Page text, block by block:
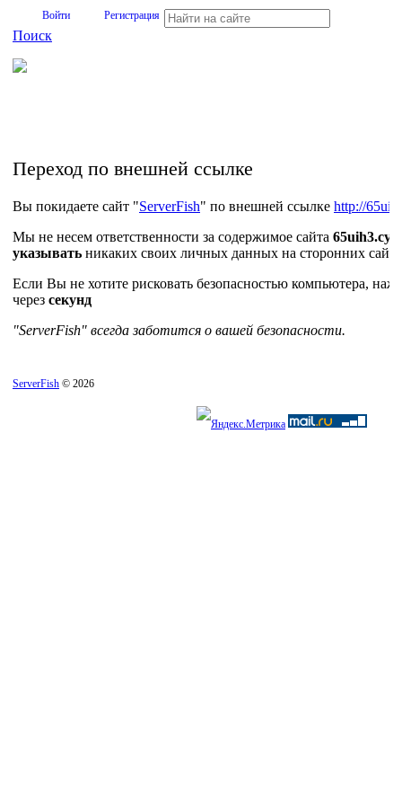
Войти Регистрация
Поиск
Переход по внешней ссылке
Вы покидаете сайт "ServerFish" по внешней ссылке http://
Мы не несем ответственности за содержимое сайта
указывать никаких своих личных данных на сторонних
Если Вы не хотите рисковать безопасностью компьютера,
через секунд
"ServerFish" всегда заботится о вашей безопасности.
ServerFish © 2026